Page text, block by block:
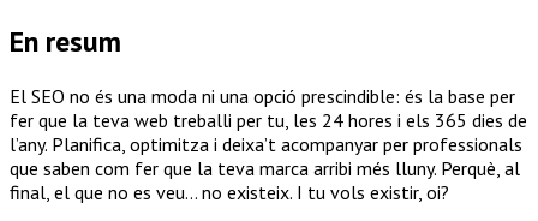
En resum
El SEO no és una moda ni una opció prescindible: és la base per
fer que la teva web treballi per tu, les 24 hores i els 365 dies de
l’any. Planifica, optimitza i deixa’t acompanyar per professionals
que saben com fer que la teva marca arribi més lluny. Perquè, al
final, el que no es veu… no existeix. I tu vols existir, oi?